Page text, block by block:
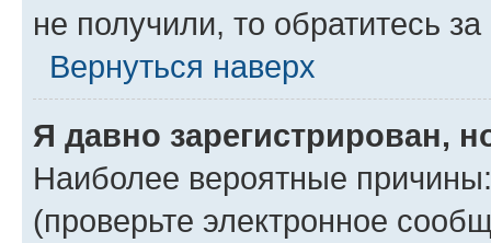
не получили, то обратитесь
Вернуться наверх
Я давно зарегистрирован,
Наиболее вероятные
(проверьте электронное